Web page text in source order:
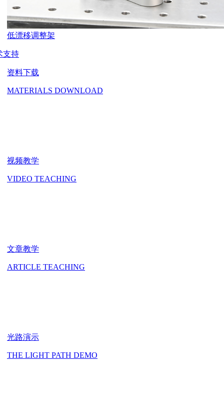
低漂移调整架
支持
资料下载
MATERIALS DOWNLOAD
视频教学
VIDEO TEACHING
文章教学
ARTICLE TEACHING
光路演示
THE LIGHT PATH DEMO